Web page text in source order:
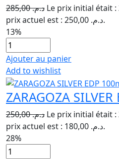
د.م.285,00
prix actuel est : د.م. 250,00.
13%
Ajouter au panier
Add to wishlist
ZARAGOZA
د.م.250,00
prix actuel est : د.م. 180,00.
28%